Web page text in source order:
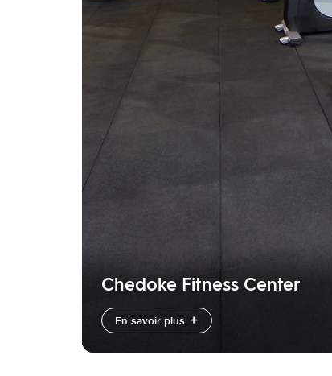
Chedoke Fitness Center
En savoir plus